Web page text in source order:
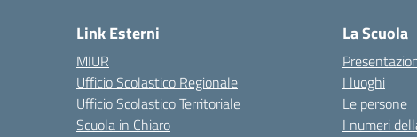
Link Esterni
MIUR
Ufficio Scolastico Regionale
Ufficio Scolastico Territoriale
Scuola in Chiaro
La Scuola
I luoghi
Le persone
I numeri